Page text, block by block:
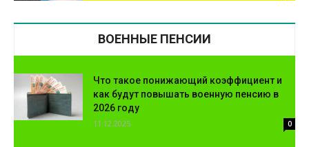
ВОЕННЫЕ ПЕНСИИ
Что такое понижающий коэффициент и
как будут повышать военную пенсию в
2026 году
11.12.2025 0